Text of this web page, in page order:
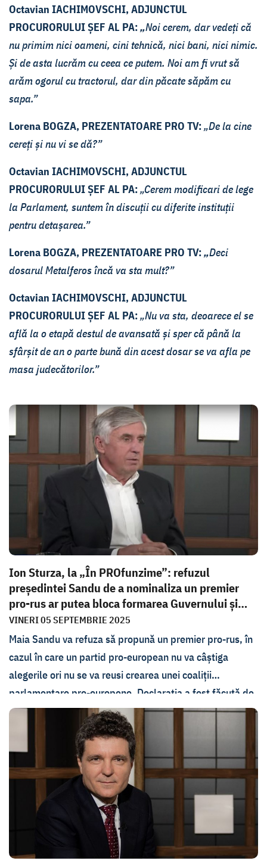
Octavian IACHIMOVSCHI, ADJUNCTUL
PROCURORULUI ȘEF AL PA:„Noi cerem, dar vedeți că
nu primim nici oameni, cini tehnică, nici bani, nici nimic.
Și de asta lucrăm cu ceea ce putem. Noi am fi vrut să
arăm ogorul cu tractorul, dar din păcate săpăm cu
sapa.”
Lorena BOGZA, PREZENTATOARE PRO TV:„De la cine
cereți și nu vi se dă?”
Octavian IACHIMOVSCHI, ADJUNCTUL
PROCURORULUI ȘEF AL PA:„Cerem modificari de lege
la Parlament, suntem în discuții cu diferite instituții
pentru detașarea.”
Lorena BOGZA, PREZENTATOARE PRO TV:„Deci
dosarul Metalferos încă va sta mult?”
Octavian IACHIMOVSCHI, ADJUNCTUL
PROCURORULUI ȘEF AL PA:„Nu va sta, deoarece el se
află la o etapă destul de avansată și sper că până la
sfârșit de an o parte bună din acest dosar se va afla pe
masa judecătorilor.”
Ion Sturza, la „În PROfunzime”: refuzul
președintei Sandu de a nominaliza un premier
pro-rus ar putea bloca formarea Guvernului și
du...
VINERI 05 SEPTEMBRIE 2025
Maia Sandu va refuza să propună un premier pro-rus, în
cazul în care un partid pro-european nu va câștiga
alegerile ori nu se va reusi crearea unei coaliții
parlamentare pro-europene. Declarația a fost făcută de
fostul premier Ion Sturza la emisiunea În PROfunzime.
Sturza spune că, astfel, ar putea fi inițiate alegeri
anticipate, iar țara s-ar confrunta cu o perioadă de
instabilitate politică.